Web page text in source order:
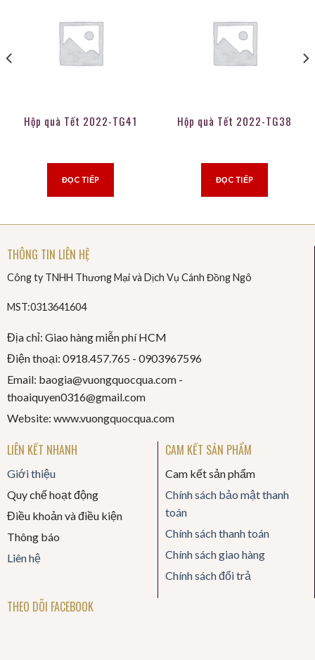
Hộp quà Tết 2022-TG41
ĐỌC TIẾP
Hộp quà Tết 2022-TG38
ĐỌC TIẾP
THÔNG TIN LIÊN HỆ
Công ty TNHH Thương Mại và Dịch Vụ Cánh Đồng Ngô
MST:0313641604
Địa chỉ: Giao hàng miễn phí HCM
Điện thoại: 0918.457.765 - 0903967596
Email: baogia@vuongquocqua.com -
thoaiquyen0316@gmail.com
Website: www.vuongquocqua.com
LIÊN KẾT NHANH
Giới thiệu
Quy chế hoạt động
Điều khoản và điều kiện
Thông báo
Liên hệ
CAM KẾT SẢN PHẨM
Cam kết sản phẩm
Chính sách bảo mật thanh
toán
Chính sách thanh toán
Chính sách giao hàng
Chính sách đổi trả
THEO DÕI FACEBOOK